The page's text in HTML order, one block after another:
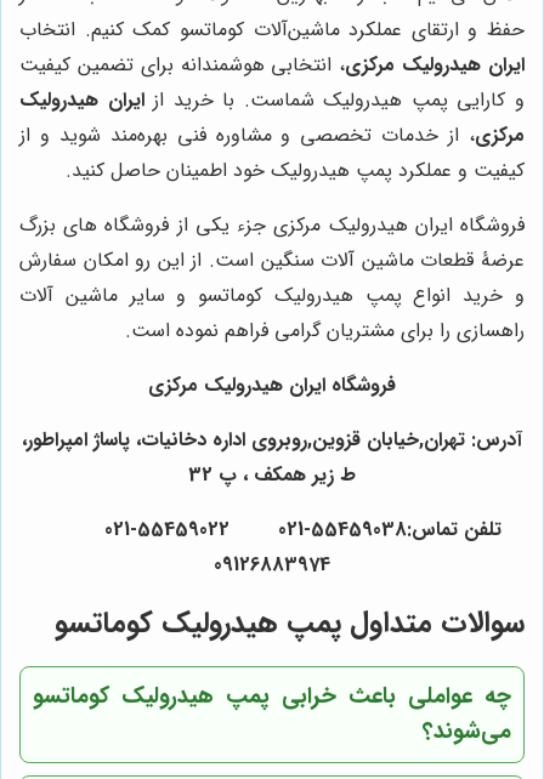
حفظ و ارتقای عملکرد ماشین‌آلات کوماتسو کمک کنیم. انتخاب
ایران هیدرولیک مرکزی، انتخابی هوشمندانه برای تضمین کیفیت
و کارایی پمپ هیدرولیک شماست. با خرید ازایران هیدرولیک
مرکزی، از خدمات تخصصی و مشاوره فنی بهره‌مند شوید و از
کیفیت و عملکرد پمپ هیدرولیک خود اطمینان حاصل کنید.
فروشگاه ایران هیدرولیک مرکزی جزء یکی از فروشگاه های بزرگ
عرضۀ قطعات ماشین آلات سنگین است. از این رو امکان سفارش
و خرید انواع پمپ هیدرولیک کوماتسو و سایر ماشین آلات
راهسازی را برای مشتریان گرامی فراهم نموده است.
فروشگاه ایران هیدرولیک مرکزی
آدرس: تهران,خیابان قزوین,روبروی اداره دخانیات، پاساژ امپراطور،
ط زیر همکف ، پ 32
09126883974
سوالات متداول پمپ هیدرولیک کوماتسو
چه عواملی باعث خرابی پمپ هیدرولیک کوماتسو
می‌شوند؟